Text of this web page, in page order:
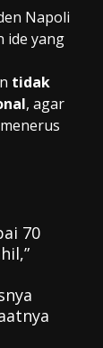
Napoli
ide yang
tidak
, agar
70